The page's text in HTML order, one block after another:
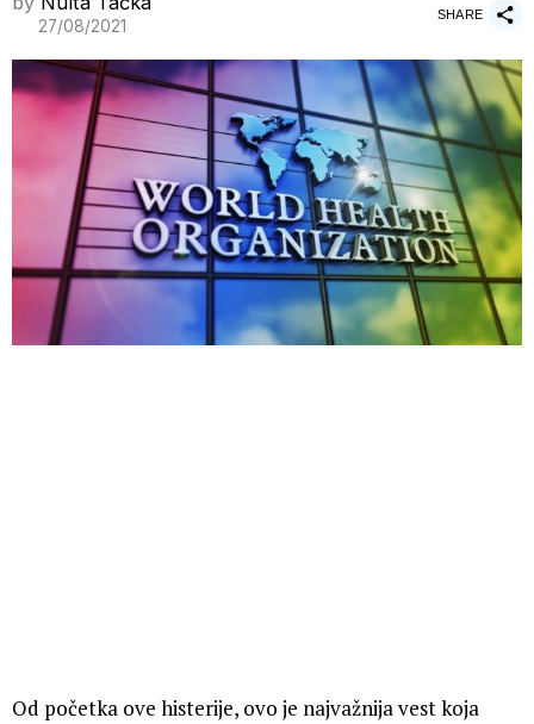
27/08/2021
SHARE
Od početka ove histerije, ovo je najvažnija vest koja